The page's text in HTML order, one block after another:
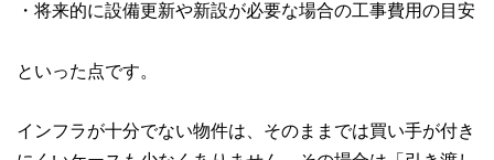
・将来的に設備更新や新設が必要な場合の工事費用の目安
といった点です。
インフラが十分でない物件は、そのままでは買い手が付き